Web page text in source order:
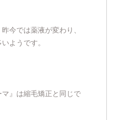
今では薬液が変わり、
ようです。
』は縮毛矯正と同じで